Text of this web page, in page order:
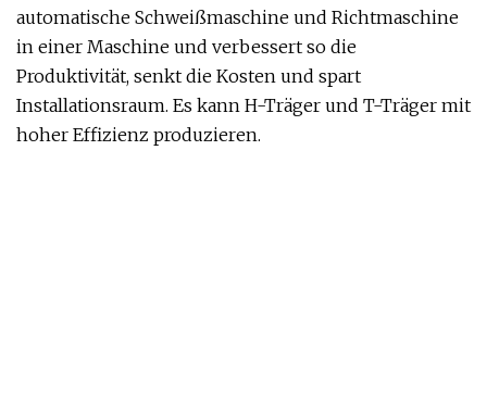
automatische Schweißmaschine und Richtmaschine
in einer Maschine und verbessert so die
Produktivität, senkt die Kosten und spart
Installationsraum. Es kann H-Träger und T-Träger mit
hoher Effizienz produzieren.